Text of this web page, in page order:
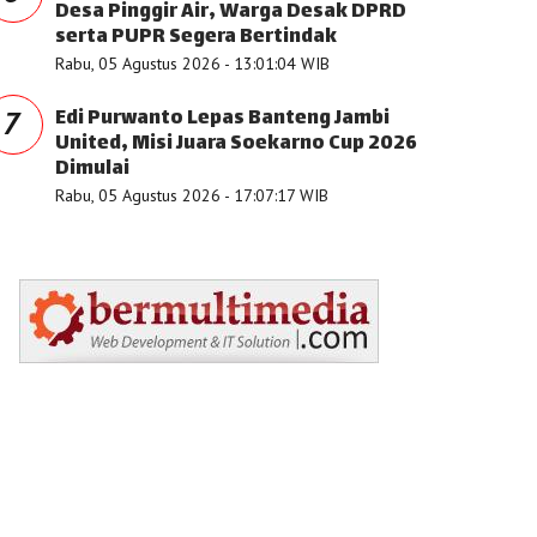
Desa Pinggir Air, Warga Desak DPRD
serta PUPR Segera Bertindak
Rabu, 05 Agustus 2026 - 13:01:04 WIB
7 Edi Purwanto Lepas Banteng Jambi
United, Misi Juara Soekarno Cup 2026
Dimulai
Rabu, 05 Agustus 2026 - 17:07:17 WIB